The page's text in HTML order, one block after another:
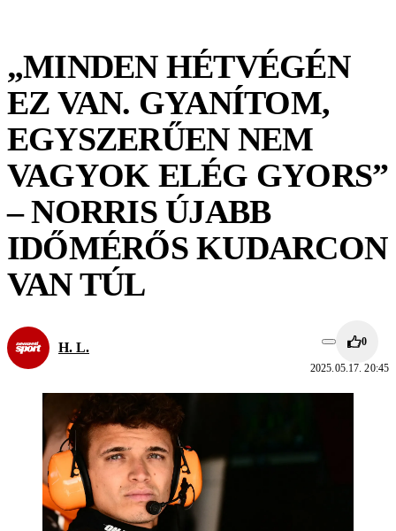
„MINDEN HÉTVÉGÉN
EZ VAN. GYANÍTOM,
EGYSZERŰEN NEM
VAGYOK ELÉG GYORS”
– NORRIS ÚJABB
IDŐMÉRŐS KUDARCON
VAN TÚL
H. L. 0
2025.05.17. 20:45